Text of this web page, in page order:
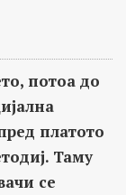
потоа до
платото
Таму
се